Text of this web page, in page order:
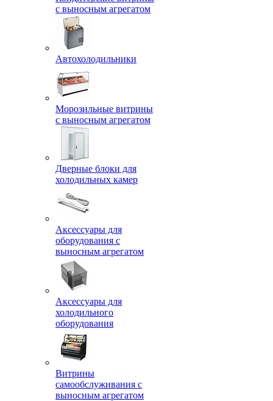
с выносным агрегатом
Автохолодильники
Морозильные витрины
с выносным агрегатом
Дверные блоки для
холодильных камер
Аксессуары для
оборудования с
выносным агрегатом
Аксессуары для
холодильного
оборудования
Витрины
самообслуживания с
выносным агрегатом